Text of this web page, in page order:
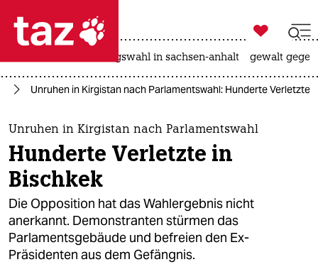
 taz zahl ich
taz zahl ich
themen
politik
öko
gesellschaft
kultur

taz zahl ich
landtagswahl in sachsen-anhalt gewalt
Unruhen in Kirgistan nach Parlamentswahl: Hunderte Verletzte
Unruhen in Kirgistan nach Parlamentswahl
Hunderte Verletzte in
Bischkek
Die Opposition hat das Wahlergebnis nicht
anerkannt. Demonstranten stürmen das
Parlamentsgebäude und befreien den Ex-
Präsidenten aus dem Gefängnis.